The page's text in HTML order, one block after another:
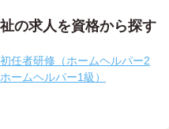
の求人を資格から探す
任者研修（ホームヘルパー2
ームヘルパー1級）